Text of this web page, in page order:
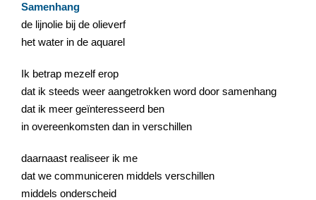
Samenhang
de lijnolie bij de olieverf
het water in de aquarel
Ik betrap mezelf erop
dat ik steeds weer aangetrokken word door samenhang
dat ik meer geïnteresseerd ben
in overeenkomsten dan in verschillen
daarnaast realiseer ik me
dat we communiceren middels verschillen
middels onderscheid